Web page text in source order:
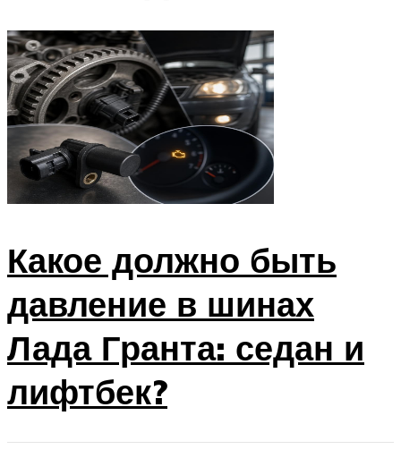
Какое должно быть
давление в шинах
Лада Гранта: седан и
лифтбек?